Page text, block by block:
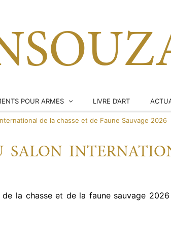
POUR ARMES
ANIMALIÈRES
LIVRE D’ART
de la chasse et de Faune Sauvage 2026
SALON
la chasse et de la faune sauvage